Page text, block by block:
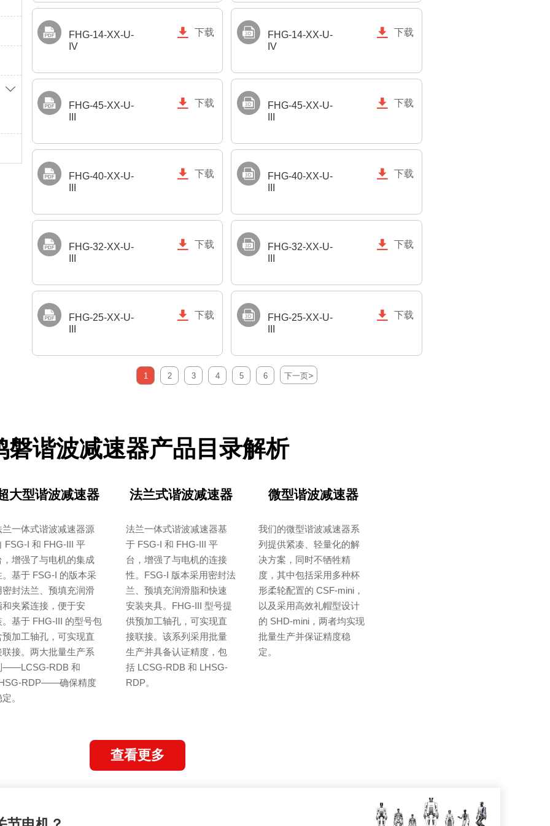

FHG-14-XX-U-
IV
 下载
FHG-14-XX-U-
IV
 下载
FHG-45-XX-U-
 下载
FHG-45-XX-U-
 下载
FHG-40-XX-U-
 下载
FHG-40-XX-U-
 下载
FHG-32-XX-U-
 下载
FHG-32-XX-U-
 下载
FHG-25-XX-U-
 下载
FHG-25-XX-U-
 下载
1 2 3 4 5 6 下一页>
磐谐波减速器产品目录解析
大型谐波减速器
兰一体式谐波减速器源
FSG-I 和 FHG-III 平
，增强了与电机的集成
。基于 FSG-I 的版本采
密封法兰、预填充润滑
和夹紧连接，便于安
。基于 FHG-III 的型号包
预加工轴孔，可实现直
联接。两大批量生产系
——LCSG-RDB 和
RDP——确保精度
。
法兰式谐波减速器
法兰一体式谐波减速器基
于 FSG-I 和 FHG-III 平
台，增强了与电机的连接
性。FSG-I 版本采用密封法
兰、预填充润滑脂和快速
安装夹具。FHG-III 型号提
供预加工轴孔，可实现直
接联接。该系列采用批量
生产并具备认证精度，包
括 LCSG-RDB 和 LHSG-
RDP。
微型谐波减速器
我们的微型谐波减速器系
列提供紧凑、轻量化的解
决方案，同时不牺牲精
度，其中包括采用多种杯
形柔轮配置的 CSF-mini，
以及采用高效礼帽型设计
的 SHD-mini，两者均实现
批量生产并保证精度稳
定。
查看更多